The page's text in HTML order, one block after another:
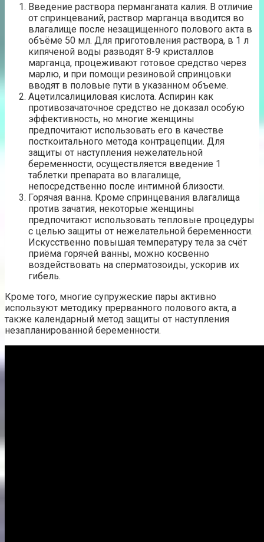
Введение раствора перманганата калия. В отличие
от спринцеваний, раствор марганца вводится во
влагалище после незащищенного полового акта в
объёме 50 мл. Для приготовления раствора, в 1 л
кипяченой воды разводят 8-9 кристаллов
марганца, процеживают готовое средство через
марлю, и при помощи резиновой спринцовки
вводят в половые пути в указанном объеме.
Ацетилсалициловая кислота. Аспирин как
противозачаточное средство не доказал особую
эффективность, но многие женщины
предпочитают использовать его в качестве
посткоитального метода контрацепции. Для
защиты от наступления нежелательной
беременности, осуществляется введение 1
таблетки препарата во влагалище,
непосредственно после интимной близости.
Горячая ванна. Кроме спринцевания влагалища
против зачатия, некоторые женщины
предпочитают использовать тепловые процедуры
с целью защиты от нежелательной беременности.
Искусственно повышая температуру тела за счёт
приёма горячей ванны, можно косвенно
воздействовать на сперматозоиды, ускорив их
гибель.
Кроме того, многие супружеские пары активно
используют методику прерванного полового акта, а
также календарный метод защиты от наступления
незапланированной беременности.